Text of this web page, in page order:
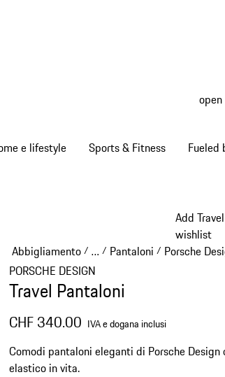
e lifestyle Sports & Fitness Fueled
Add
wishlist
Abbigliamento/ …
Reveal collapsed
/ Pantaloni / Porsche
PORSCHE DESIGN
Travel Pantaloni
CHF 340.00 IVA e dogana inclusi
Comodi pantaloni eleganti di Porsche Design
elastico in vita.